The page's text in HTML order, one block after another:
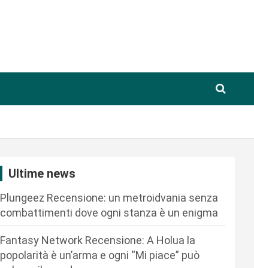
Ultime news
Plungeez Recensione: un metroidvania senza
combattimenti dove ogni stanza è un enigma
Fantasy Network Recensione: A Holua la
popolarità è un’arma e ogni “Mi piace” può